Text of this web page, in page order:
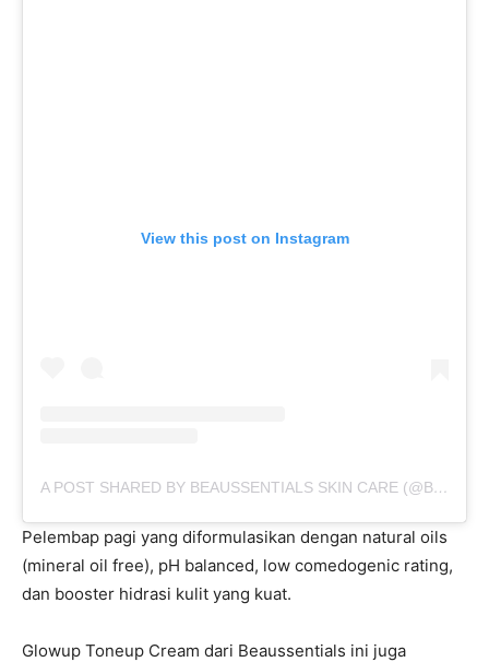
View this post on Instagram
A POST SHARED BY BEAUSSENTIALS SKIN CARE (@BEAUSSENTIALS.ID)
Pelembap pagi yang diformulasikan dengan natural oils
(mineral oil free), pH balanced, low comedogenic rating,
dan booster hidrasi kulit yang kuat.
Glowup Toneup Cream dari Beaussentials ini juga